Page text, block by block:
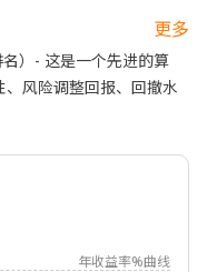
更多
）- 这是一个先进的算
风险调整回报、回撤水
年收益率%曲线